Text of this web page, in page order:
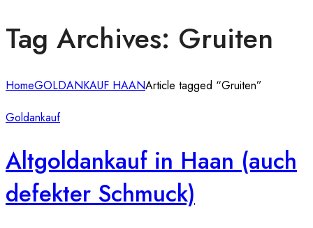
Tag Archives: Gruiten
HomeGOLDANKAUF HAANArticle tagged “Gruiten”
Goldankauf
Altgoldankauf in Haan (auch
defekter Schmuck)